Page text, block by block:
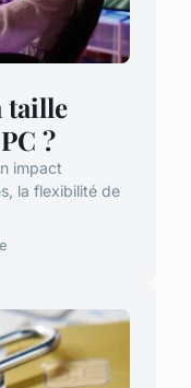
taille
?
impact
la flexibilité de